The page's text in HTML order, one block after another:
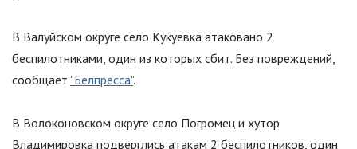
В Валуйском округе село Кукуевка атаковано 2
беспилотниками, один из которых сбит. Без повреждений,
сообщает "Белпресса".
В Волоконовском округе село Погромец и хутор
Владимировка подверглись атакам 2 беспилотников, один